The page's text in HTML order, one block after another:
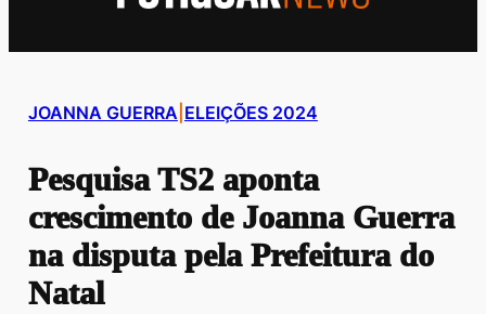
JOANNA GUERRA ELEIÇÕES 2024
Pesquisa TS2 aponta
crescimento de Joanna Guerra
na disputa pela Prefeitura do
Natal